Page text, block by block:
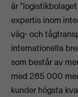
är
expertis inom
väg- och
internationella
som består av
med 285 000
kunder högsta